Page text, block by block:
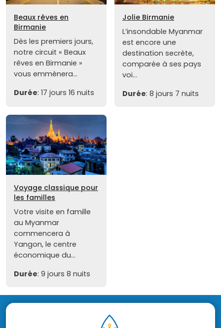
Beaux rêves en
Birmanie
Dès les premiers jours,
notre circuit « Beaux
rêves en Birmanie »
vous emmènera...
Durée: 17 jours 16 nuits
Jolie Birmanie
L’insondable Myanmar
est encore une
destination secrète,
comparée à ses pays
voi...
Durée: 8 jours 7 nuits
Voyage classique pour
les familles
Votre visite en famille
au Myanmar
commencera à
Yangon, le centre
économique du...
Durée: 9 jours 8 nuits